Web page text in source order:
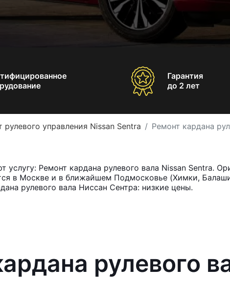
Гарантия
до 2 лет
рулевого управления Nissan Sentra Ремонт кардана
Ремонт кардана рулевого вала Nissan Sentra.
в Москве и в ближайшем Подмосковье (Химки,
рулевого вала Ниссан Сентра: низкие цены.
рулевого